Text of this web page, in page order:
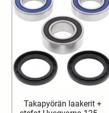
Takapyörän laakerit +